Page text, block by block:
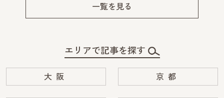
一覧を見る
エリアで記事を探す
大阪 京都